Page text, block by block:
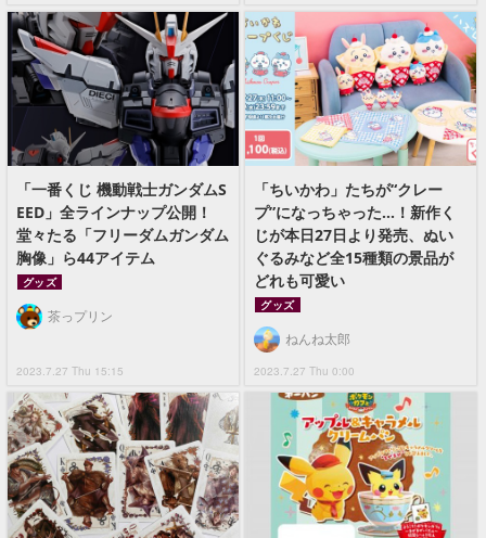
「一番くじ 機動戦士ガンダムS
EED」全ラインナップ公開！
堂々たる「フリーダムガンダム
胸像」ら44アイテム
グッズ
2023.7.27 Thu 15:15
茶っプリン
「ちいかわ」たちが“クレー
プ”になっちゃった…！新作く
じが本日27日より発売、ぬい
ぐるみなど全15種類の景品が
どれも可愛い
グッズ
2023.7.27 Thu 0:00
ねんね太郎